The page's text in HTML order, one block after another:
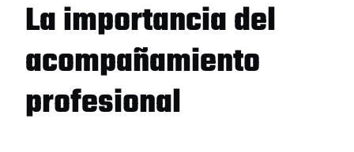
La importancia del
acompañamiento
profesional